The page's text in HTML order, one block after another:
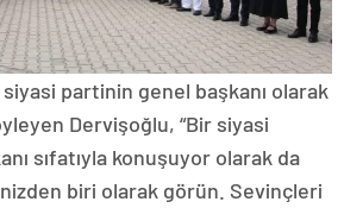
partinin genel başkanı olarak
Dervişoğlu, “Bir siyasi
sıfatıyla konuşuyor olarak da
biri olarak görün. Sevinçleri